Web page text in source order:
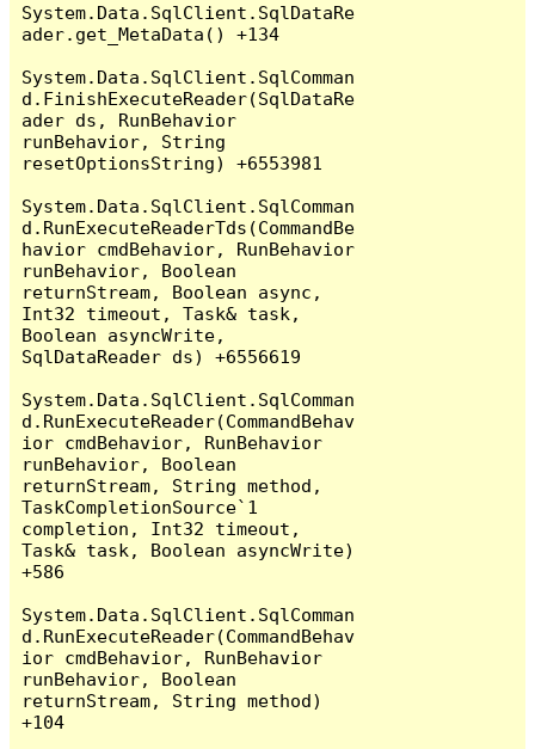
System.Data.SqlClient.SqlDataRe
ader.get_MetaData() +134
System.Data.SqlClient.SqlComman
d.FinishExecuteReader(SqlDataRe
ader ds, RunBehavior
runBehavior, String
resetOptionsString) +6553981
System.Data.SqlClient.SqlComman
d.RunExecuteReaderTds(CommandBe
havior cmdBehavior, RunBehavior
runBehavior, Boolean
returnStream, Boolean async,
Int32 timeout, Task& task,
Boolean asyncWrite,
SqlDataReader ds) +6556619
System.Data.SqlClient.SqlComman
d.RunExecuteReader(CommandBehav
ior cmdBehavior, RunBehavior
runBehavior, Boolean
returnStream, String method,
TaskCompletionSource`1
completion, Int32 timeout,
Task& task, Boolean asyncWrite)
+586
System.Data.SqlClient.SqlComman
d.RunExecuteReader(CommandBehav
ior cmdBehavior, RunBehavior
runBehavior, Boolean
returnStream, String method)
+104